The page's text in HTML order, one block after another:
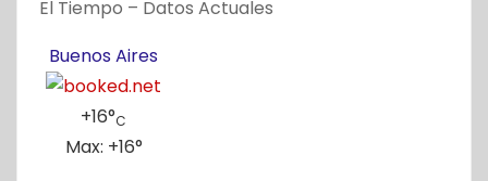
El Tiempo – Datos Actuales
Buenos Aires
+16°C
Max: +16°